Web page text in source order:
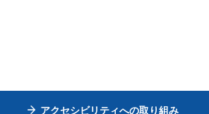
アクセシビリティへの取り組み